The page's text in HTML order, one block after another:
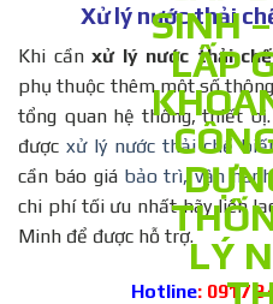
Xử lý nước thải
Khi cần xử lý nước thải chế
phụ thuộc thêm một số
tổng quan hệ thống, thiết
được xử lý nước thải chế
cần báo giá bảo trì, vận hành
chi phí tối ưu nhất hãy liên
Minh để được hỗ trợ.
Hotline: 0917